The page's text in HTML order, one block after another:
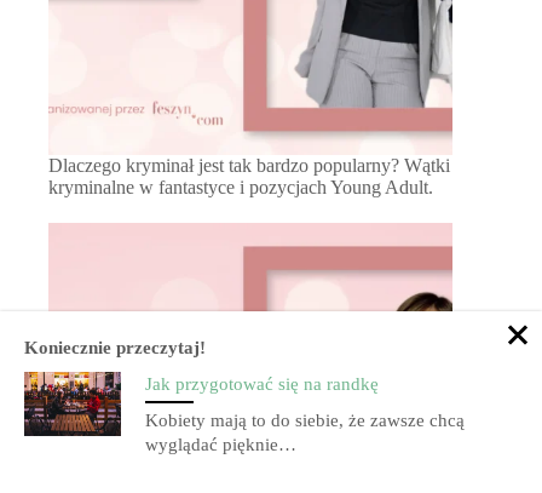
Dlaczego kryminał jest tak bardzo popularny? Wątki
kryminalne w fantastyce i pozycjach Young Adult.
Koniecznie przeczytaj!
Jak przygotować się na randkę
Kobiety mają to do siebie, że zawsze chcą
wyglądać pięknie…